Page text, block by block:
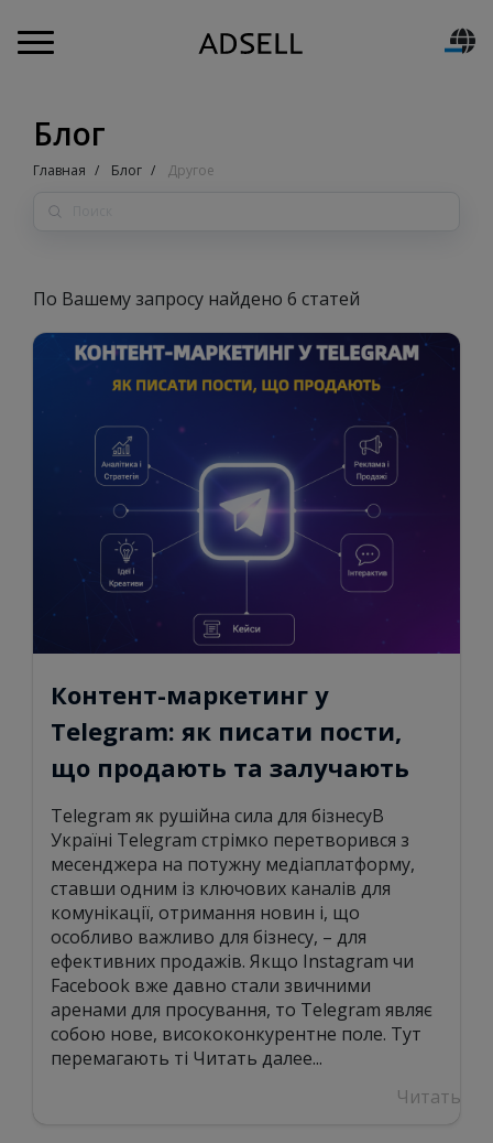
Блог
Главная Блог Другое
По Вашему запросу найдено 6 статей
Контент-маркетинг у
Telegram: як писати пости,
що продають та залучають
Telegram як рушійна сила для бізнесуВ
Україні Telegram стрімко перетворився з
месенджера на потужну медіаплатформу,
ставши одним із ключових каналів для
комунікації, отримання новин і, що
особливо важливо для бізнесу, – для
ефективних продажів. Якщо Instagram чи
Facebook вже давно стали звичними
аренами для просування, то Telegram являє
собою нове, висококонкурентне поле. Тут
перемагають ті Читать далее...
Читать